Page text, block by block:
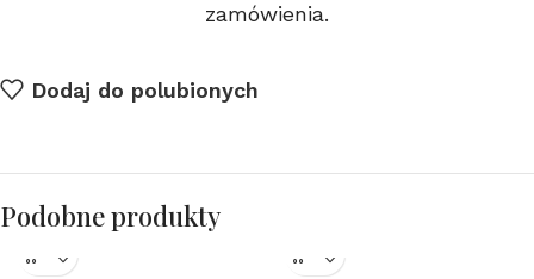
zamówienia.
Dodaj do polubionych
Podobne produkty